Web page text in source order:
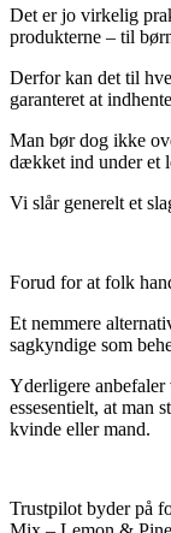
Det er jo virkelig
produkterne – til
Derfor kan det til
garanteret at
Man bør dog ikke
dækket ind under et
Vi slår generelt et
Forud for at folk
Et nemmere
sagkyndige som
Yderligere
essesentielt, at man
kvinde eller mand.
Trustpilot byder på